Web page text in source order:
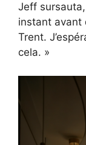
Jeff
instant avant
Trent.
cela. »